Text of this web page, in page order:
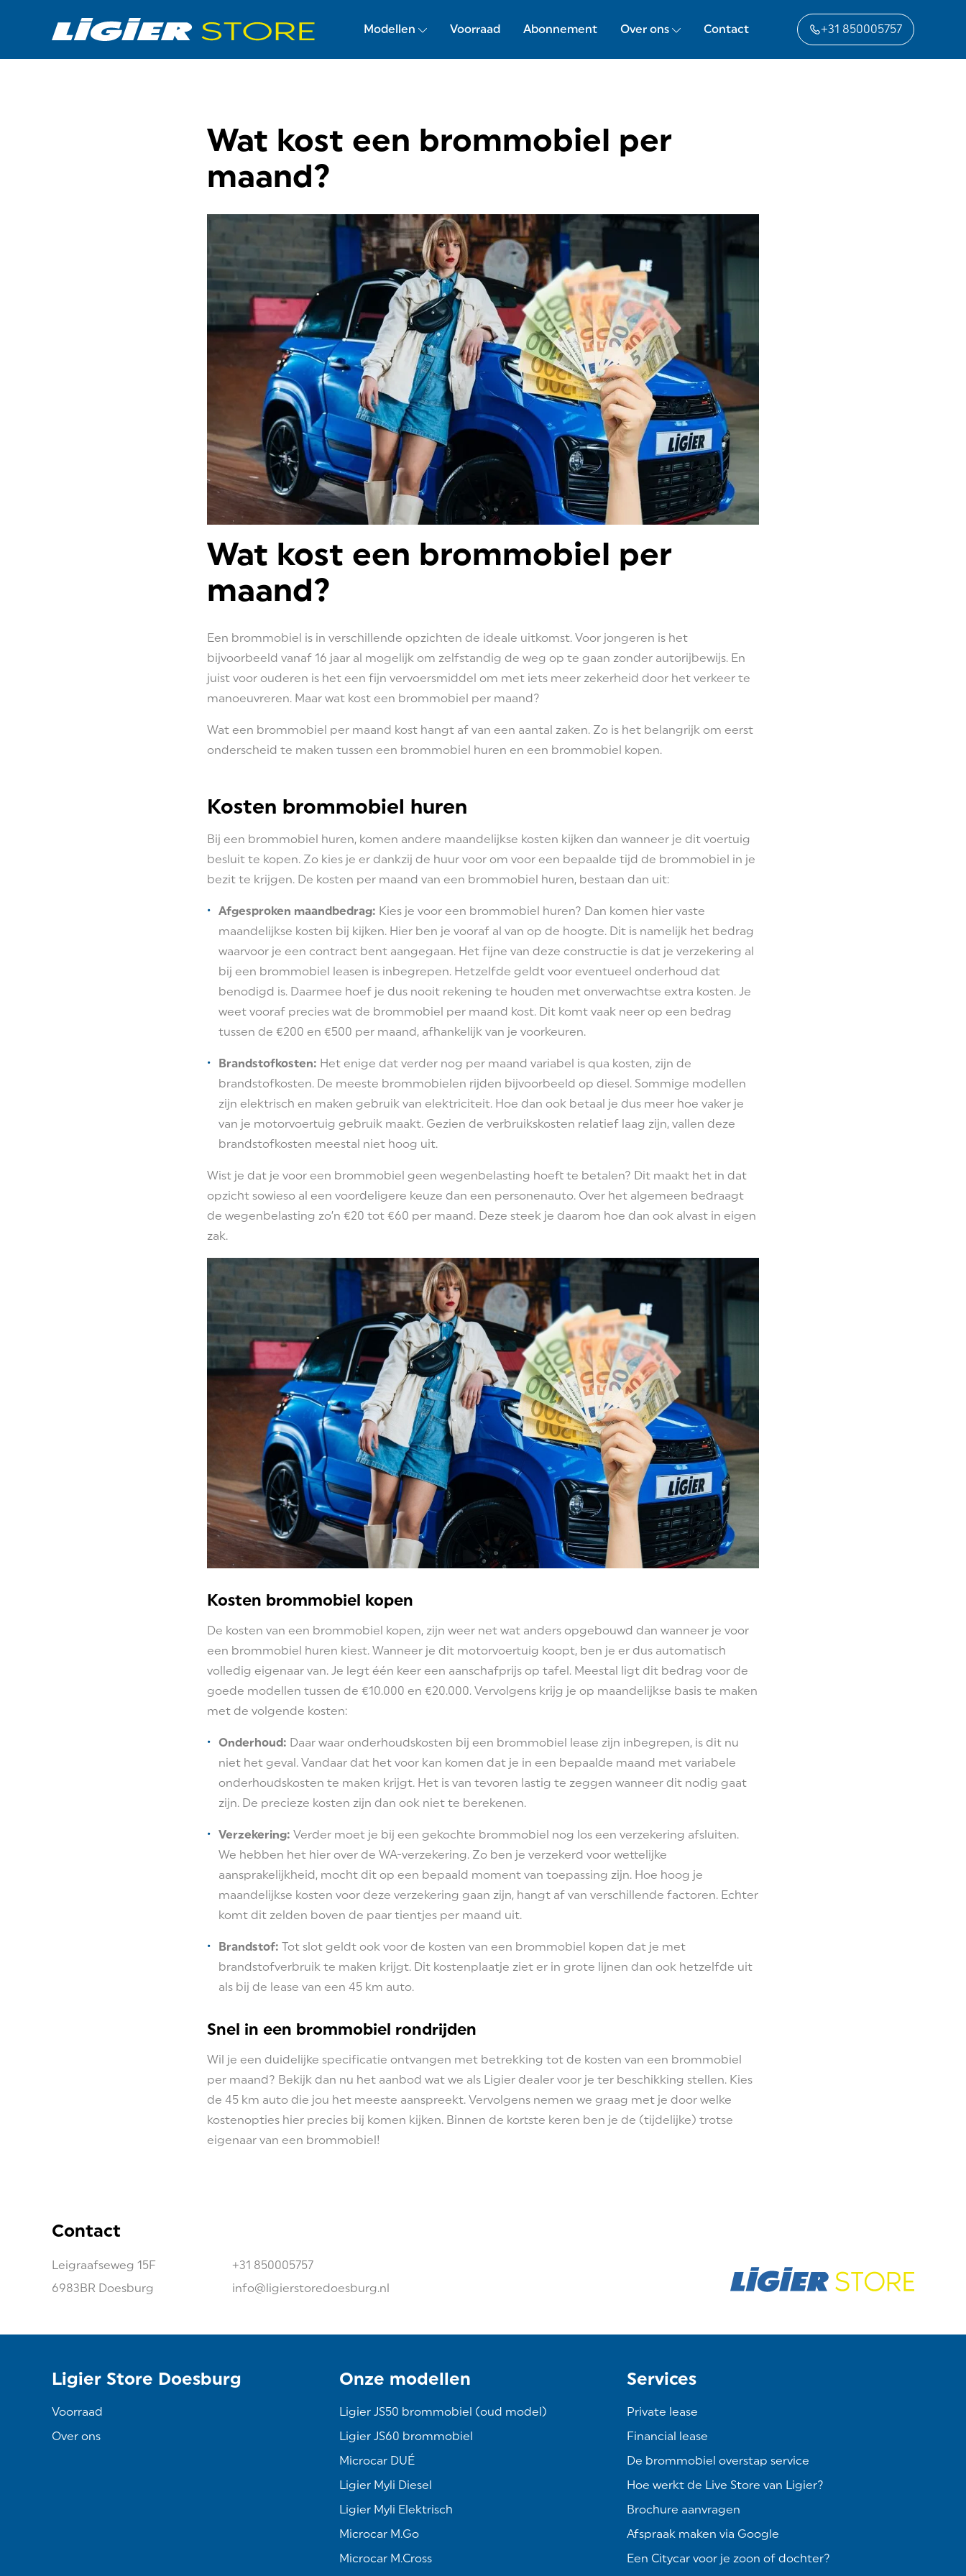
Modellen Voorraad Abonnement Over ons Contact +31 850005757
Wat kost een brommobiel per
maand?
Wat kost een brommobiel per
maand?
Een brommobiel is in verschillende opzichten de ideale uitkomst. Voor jongeren is het
bijvoorbeeld vanaf 16 jaar al mogelijk om zelfstandig de weg op te gaan zonder autorijbewijs. En
juist voor ouderen is het een fijn vervoersmiddel om met iets meer zekerheid door het verkeer te
manoeuvreren. Maar wat kost een brommobiel per maand?
Wat een brommobiel per maand kost hangt af van een aantal zaken. Zo is het belangrijk om eerst
onderscheid te maken tussen een brommobiel huren en een brommobiel kopen.
Kosten brommobiel huren
Bij een brommobiel huren, komen andere maandelijkse kosten kijken dan wanneer je dit voertuig
besluit te kopen. Zo kies je er dankzij de huur voor om voor een bepaalde tijd de brommobiel in je
bezit te krijgen. De kosten per maand van een brommobiel huren, bestaan dan uit:
Afgesproken maandbedrag: Kies je voor een brommobiel huren? Dan komen hier vaste
maandelijkse kosten bij kijken. Hier ben je vooraf al van op de hoogte. Dit is namelijk het bedrag
waarvoor je een contract bent aangegaan. Het fijne van deze constructie is dat je verzekering al
bij een brommobiel leasen is inbegrepen. Hetzelfde geldt voor eventueel onderhoud dat
benodigd is. Daarmee hoef je dus nooit rekening te houden met onverwachtse extra kosten. Je
weet vooraf precies wat de brommobiel per maand kost. Dit komt vaak neer op een bedrag
tussen de €200 en €500 per maand, afhankelijk van je voorkeuren.
Brandstofkosten: Het enige dat verder nog per maand variabel is qua kosten, zijn de
brandstofkosten. De meeste brommobielen rijden bijvoorbeeld op diesel. Sommige modellen
zijn elektrisch en maken gebruik van elektriciteit. Hoe dan ook betaal je dus meer hoe vaker je
van je motorvoertuig gebruik maakt. Gezien de verbruikskosten relatief laag zijn, vallen deze
brandstofkosten meestal niet hoog uit.
Wist je dat je voor een brommobiel geen wegenbelasting hoeft te betalen? Dit maakt het in dat
opzicht sowieso al een voordeligere keuze dan een personenauto. Over het algemeen bedraagt
de wegenbelasting zo’n €20 tot €60 per maand. Deze steek je daarom hoe dan ook alvast in eigen
zak.
Kosten brommobiel kopen
De kosten van een brommobiel kopen, zijn weer net wat anders opgebouwd dan wanneer je voor
een brommobiel huren kiest. Wanneer je dit motorvoertuig koopt, ben je er dus automatisch
volledig eigenaar van. Je legt één keer een aanschafprijs op tafel. Meestal ligt dit bedrag voor de
goede modellen tussen de €10.000 en €20.000. Vervolgens krijg je op maandelijkse basis te maken
met de volgende kosten:
Onderhoud: Daar waar onderhoudskosten bij een brommobiel lease zijn inbegrepen, is dit nu
niet het geval. Vandaar dat het voor kan komen dat je in een bepaalde maand met variabele
onderhoudskosten te maken krijgt. Het is van tevoren lastig te zeggen wanneer dit nodig gaat
zijn. De precieze kosten zijn dan ook niet te berekenen.
Verzekering: Verder moet je bij een gekochte brommobiel nog los een verzekering afsluiten.
We hebben het hier over de WA-verzekering. Zo ben je verzekerd voor wettelijke
aansprakelijkheid, mocht dit op een bepaald moment van toepassing zijn. Hoe hoog je
maandelijkse kosten voor deze verzekering gaan zijn, hangt af van verschillende factoren. Echter
komt dit zelden boven de paar tientjes per maand uit.
Brandstof: Tot slot geldt ook voor de kosten van een brommobiel kopen dat je met
brandstofverbruik te maken krijgt. Dit kostenplaatje ziet er in grote lijnen dan ook hetzelfde uit
als bij de lease van een 45 km auto.
Snel in een brommobiel rondrijden
Wil je een duidelijke specificatie ontvangen met betrekking tot de kosten van een brommobiel
per maand? Bekijk dan nu het aanbod wat we als Ligier dealer voor je ter beschikking stellen. Kies
de 45 km auto die jou het meeste aanspreekt. Vervolgens nemen we graag met je door welke
kostenopties hier precies bij komen kijken. Binnen de kortste keren ben je de (tijdelijke) trotse
eigenaar van een brommobiel!
Contact
Leigraafseweg 15F
6983BR Doesburg
+31 850005757
info@ligierstoredoesburg.nl
Ligier Store Doesburg
Voorraad
Over ons
Onze modellen
Ligier JS50 brommobiel (oud model)
Ligier JS60 brommobiel
Microcar DUÉ
Ligier Myli Diesel
Ligier Myli Elektrisch
Microcar M.Go
Microcar M.Cross
Services
Private lease
Financial lease
De brommobiel overstap service
Hoe werkt de Live Store van Ligier?
Brochure aanvragen
Afspraak maken via Google
Een Citycar voor je zoon of dochter?